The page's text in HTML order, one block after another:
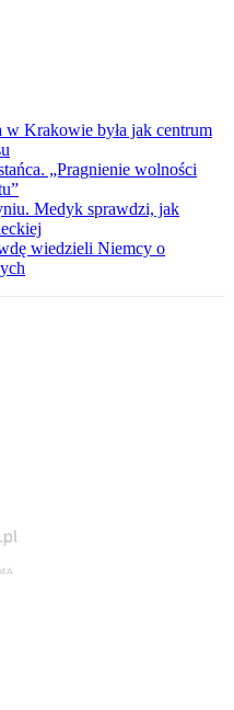
w Krakowie była jak centrum
„Pragnienie wolności
Medyk sprawdzi, jak
wiedzieli Niemcy o